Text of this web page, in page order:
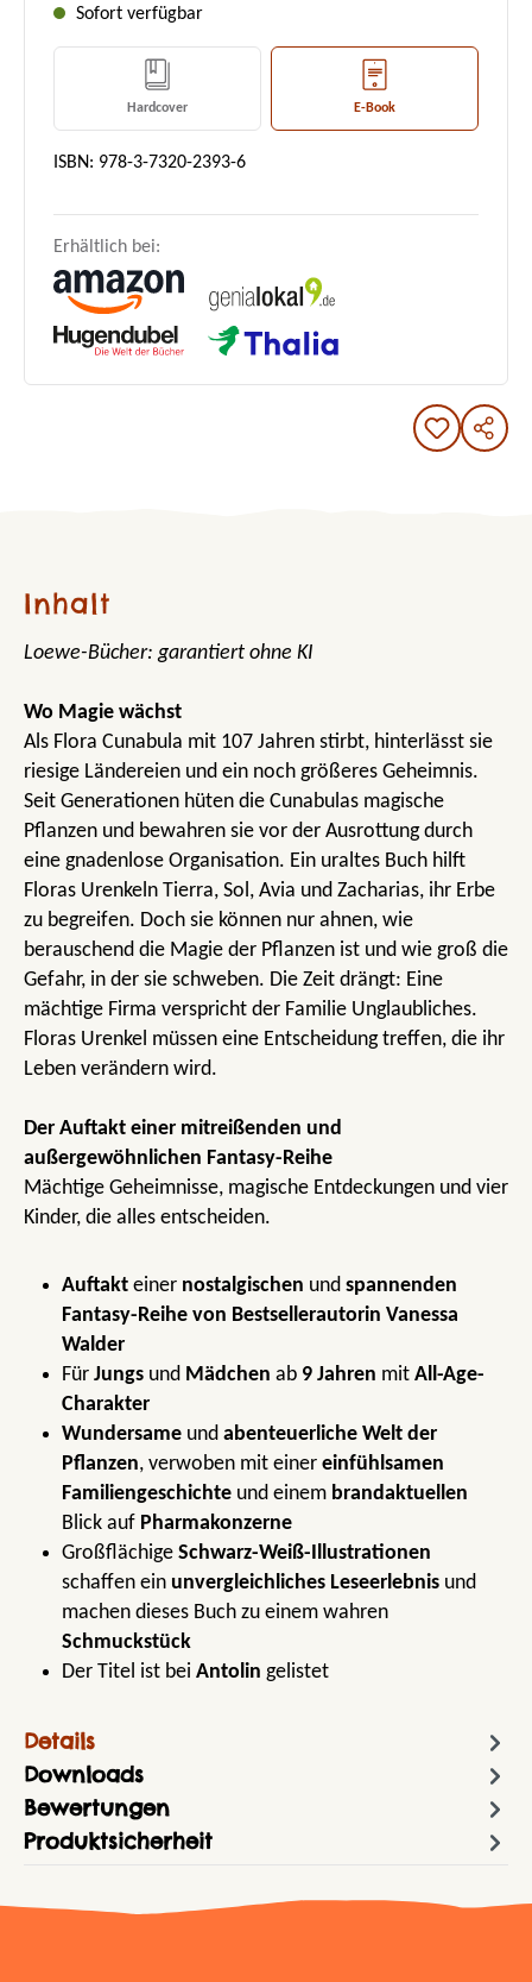
Sofort verfügbar
Hardcover E-Book
ISBN: 978-3-7320-2393-6
Erhältlich bei:
Inhalt
Loewe-Bücher: garantiert ohne KI
Wo Magie wächst
Als Flora Cunabula mit 107 Jahren stirbt, hinterlässt sie
riesige Ländereien und ein noch größeres Geheimnis.
Seit Generationen hüten die Cunabulas magische
Pflanzen und bewahren sie vor der Ausrottung durch
eine gnadenlose Organisation. Ein uraltes Buch hilft
Floras Urenkeln Tierra, Sol, Avia und Zacharias, ihr Erbe
zu begreifen. Doch sie können nur ahnen, wie
berauschend die Magie der Pflanzen ist und wie groß die
Gefahr, in der sie schweben. Die Zeit drängt: Eine
mächtige Firma verspricht der Familie Unglaubliches.
Floras Urenkel müssen eine Entscheidung treffen, die ihr
Leben verändern wird.
Der Auftakt einer mitreißenden und
außergewöhnlichen Fantasy-Reihe
Mächtige Geheimnisse, magische Entdeckungen und vier
Kinder, die alles entscheiden.
Auftakt einer nostalgischen und spannenden
Fantasy-Reihe von Bestsellerautorin Vanessa
Walder
Für Jungs und Mädchen ab 9 Jahren mit All-Age-
Charakter
Wundersame und abenteuerliche Welt der
Pflanzen, verwoben mit einer einfühlsamen
Familiengeschichte und einem brandaktuellen
Blick auf Pharmakonzerne
Großflächige Schwarz-Weiß-Illustrationen
schaffen ein unvergleichliches Leseerlebnis und
machen dieses Buch zu einem wahren
Schmuckstück
Der Titel ist bei Antolin gelistet
Details
Downloads
Bewertungen
Produktsicherheit